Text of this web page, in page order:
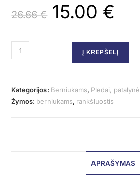
26.66€ 15.00 €
Į KREPŠELĮ
Kategorijos: Berniukams, Pledai, patalynė
Žymos: berniukams, rankšluostis
APRAŠYMAS